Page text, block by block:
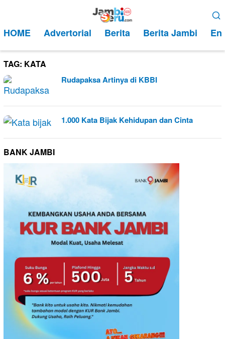
kontenMobile
HOME Advertorial Berita Berita Jambi
TAG: KATA
Rudapaksa Artinya di KBBI
1.000 Kata Bijak Kehidupan dan Cinta
BANK JAMBI